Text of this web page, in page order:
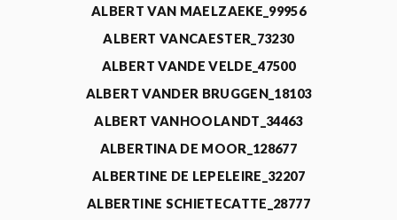
ALBERT VAN MAELZAEKE_99956
ALBERT VANCAESTER_73230
ALBERT VANDE VELDE_47500
ALBERT VANDER BRUGGEN_18103
ALBERT VANHOOLANDT_34463
ALBERTINA DE MOOR_128677
ALBERTINE DE LEPELEIRE_32207
ALBERTINE SCHIETECATTE_28777